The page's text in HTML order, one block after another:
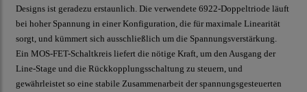
Designs ist geradezu erstaunlich. Die verwendete 6922-Doppeltriode läuft
bei hoher Spannung in einer Konfiguration, die für maximale Linearität
sorgt, und kümmert sich ausschließlich um die Spannungsverstärkung.
Ein MOS-FET-Schaltkreis liefert die nötige Kraft, um den Ausgang der
Line-Stage und die Rückkopplungsschaltung zu steuern, und
gewährleistet so eine stabile Zusammenarbeit der spannungsgesteuerten